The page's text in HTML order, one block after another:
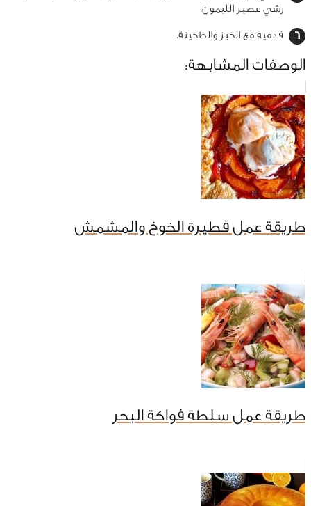
رشي عصير الليمون.
قدميه مع الخبز والطحينة.
الوصفات المشابهة:
طريقة عمل فطيرة الخوخ والمشمش
طريقة عمل سلطة فواكة البحر